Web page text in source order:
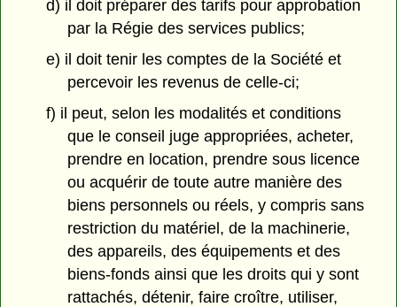
d) il doit préparer des tarifs pour approbation
par la Régie des services publics;
e) il doit tenir les comptes de la Société et
percevoir les revenus de celle-ci;
f) il peut, selon les modalités et conditions
que le conseil juge appropriées, acheter,
prendre en location, prendre sous licence
ou acquérir de toute autre manière des
biens personnels ou réels, y compris sans
restriction du matériel, de la machinerie,
des appareils, des équipements et des
biens-fonds ainsi que les droits qui y sont
rattachés, détenir, faire croître, utiliser,